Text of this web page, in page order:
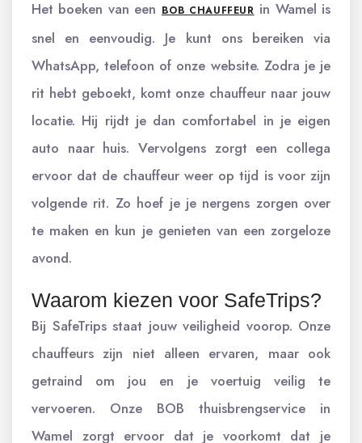
Het boeken van een BOB CHAUFFEUR in Wamel is
snel en eenvoudig. Je kunt ons bereiken via
WhatsApp, telefoon of onze website. Zodra je je
rit hebt geboekt, komt onze chauffeur naar jouw
locatie. Hij rijdt je dan comfortabel in je eigen
auto naar huis. Vervolgens zorgt een collega
ervoor dat de chauffeur weer op tijd is voor zijn
volgende rit. Zo hoef je je nergens zorgen over
te maken en kun je genieten van een zorgeloze
avond.
Waarom kiezen voor SafeTrips?
Bij SafeTrips staat jouw veiligheid voorop. Onze
chauffeurs zijn niet alleen ervaren, maar ook
getraind om jou en je voertuig veilig te
vervoeren. Onze BOB thuisbrengservice in
Wamel zorgt ervoor dat je voorkomt dat je